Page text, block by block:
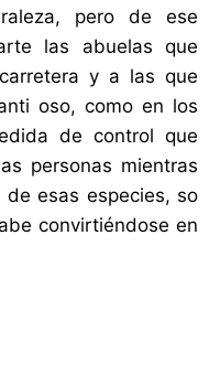
pero de ese
las abuelas que
y a las que
oso, como en los
de control que
personas mientras
de esas especies, so
convirtiéndose en